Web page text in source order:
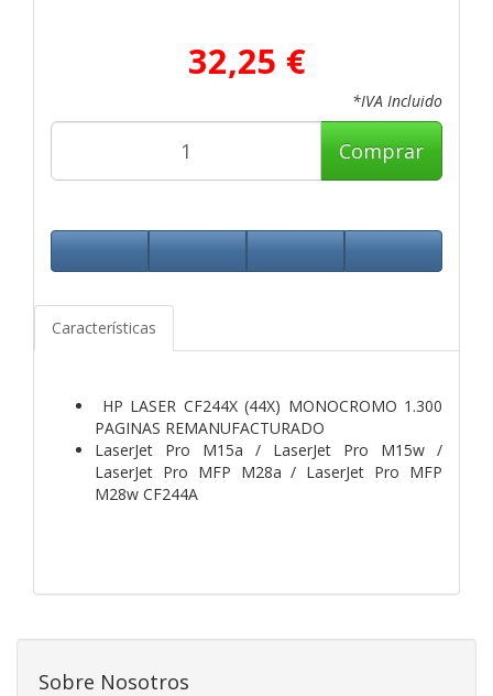
32,25 €
*IVA Incluido
Comprar
Características
HP LASER CF244X (44X) MONOCROMO 1.300
PAGINAS REMANUFACTURADO
LaserJet Pro M15a / LaserJet Pro M15w /
LaserJet Pro MFP M28a / LaserJet Pro MFP
M28w CF244A
Sobre Nosotros